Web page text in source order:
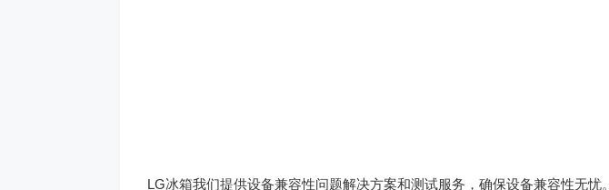
LG冰箱我们提供设备兼容性问题解决方案和测试服务，确保设备兼容性无忧。